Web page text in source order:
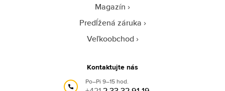
Magazín
Predĺžená záruka
Veľkoobchod
Kontaktujte nás
Po–Pi 9–15 hod.